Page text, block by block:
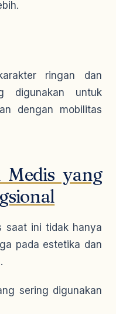
ringan dan
digunakan untuk
dengan mobilitas
Medis yang
saat ini tidak hanya
pada estetika dan
sering digunakan